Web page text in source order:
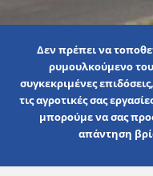
Δεν πρέπει να
ρυμουλκούμενο
συγκεκριμένες
τις αγροτικές σας
μπορούμε να σας
απάντηση